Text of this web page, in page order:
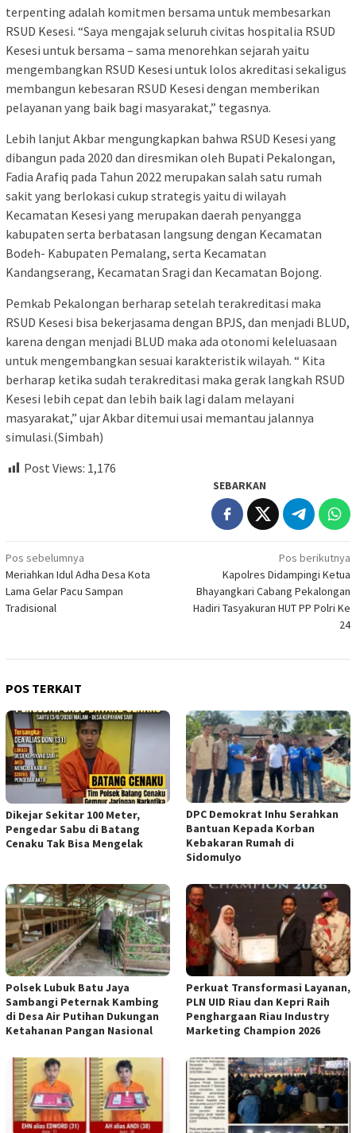
terpenting adalah komitmen bersama untuk membesarkan
RSUD Kesesi. “Saya mengajak seluruh civitas hospitalia RSUD
Kesesi untuk bersama – sama menorehkan sejarah yaitu
mengembangkan RSUD Kesesi untuk lolos akreditasi sekaligus
membangun kebesaran RSUD Kesesi dengan memberikan
pelayanan yang baik bagi masyarakat,” tegasnya.
Lebih lanjut Akbar mengungkapkan bahwa RSUD Kesesi yang
dibangun pada 2020 dan diresmikan oleh Bupati Pekalongan,
Fadia Arafiq pada Tahun 2022 merupakan salah satu rumah
sakit yang berlokasi cukup strategis yaitu di wilayah
Kecamatan Kesesi yang merupakan daerah penyangga
kabupaten serta berbatasan langsung dengan Kecamatan
Bodeh- Kabupaten Pemalang, serta Kecamatan
Kandangserang, Kecamatan Sragi dan Kecamatan Bojong.
Pemkab Pekalongan berharap setelah terakreditasi maka
RSUD Kesesi bisa bekerjasama dengan BPJS, dan menjadi BLUD,
karena dengan menjadi BLUD maka ada otonomi keleluasaan
untuk mengembangkan sesuai karakteristik wilayah. “ Kita
berharap ketika sudah terakreditasi maka gerak langkah RSUD
Kesesi lebih cepat dan lebih baik lagi dalam melayani
masyarakat,” ujar Akbar ditemui usai memantau jalannya
simulasi.(Simbah)
Post Views: 1,176
SEBARKAN
Navigasi
pos
Pos sebelumnya
Meriahkan Idul Adha Desa Kota
Lama Gelar Pacu Sampan
Tradisional
Pos berikutnya
Kapolres Didampingi Ketua
Bhayangkari Cabang Pekalongan
Hadiri Tasyakuran HUT PP Polri Ke
24
POS TERKAIT
Dikejar Sekitar 100 Meter,
Pengedar Sabu di Batang
Cenaku Tak Bisa Mengelak
DPC Demokrat Inhu Serahkan
Bantuan Kepada Korban
Kebakaran Rumah di
Sidomulyo
Polsek Lubuk Batu Jaya
Sambangi Peternak Kambing
di Desa Air Putihan Dukungan
Ketahanan Pangan Nasional
Perkuat Transformasi Layanan,
PLN UID Riau dan Kepri Raih
Penghargaan Riau Industry
Marketing Champion 2026